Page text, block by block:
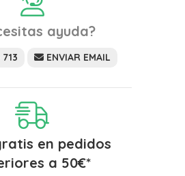
ayuda?
ENVIAR EMAIL
en pedidos
a 50€*